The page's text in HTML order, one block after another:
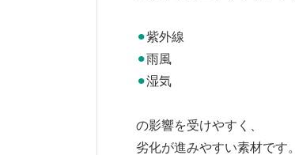
⚫︎紫外線
⚫︎雨風
⚫︎湿気
の影響を受けやすく、
劣化が進みやすい素材です。